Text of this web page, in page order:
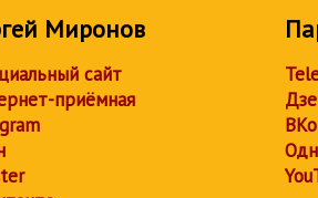
Миронов
сайт
приёмная